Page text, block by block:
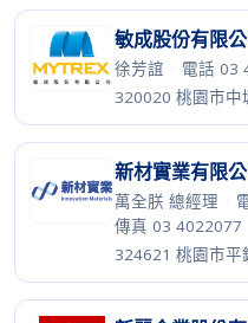
敏成股份有限
徐芳誼 · 電話 03
320020 桃園市中
新材實業有限
萬全朕 總經理 ·
傳真 03 4022077
324621 桃園市